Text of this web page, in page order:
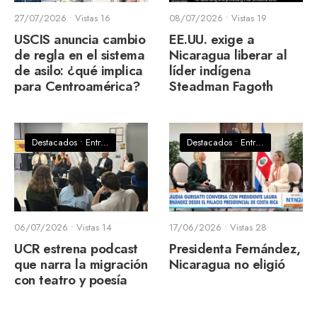
27/07/2026 • Vistas 16
USCIS anuncia cambio
de regla en el sistema
de asilo: ¿qué implica
para Centroamérica?
08/07/2026 • Vistas 19
EE.UU. exige a
Nicaragua liberar al
líder indígena
Steadman Fagoth
Destacados • EntrePatrias Noticias
06/07/2026 • Vistas 14
UCR estrena podcast
que narra la migración
con teatro y poesía
Destacados • EntrePatrias •
17/06/2026 • Vistas 28
Presidenta Fernández,
Nicaragua no eligió